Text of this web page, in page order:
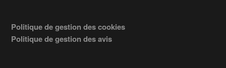
Politique de gestion des cookies
Politique de gestion des avis